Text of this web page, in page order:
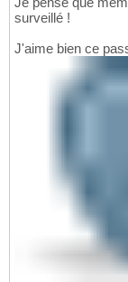
surveillé !
J'aime bien ce